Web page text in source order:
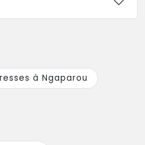
à Ngaparou